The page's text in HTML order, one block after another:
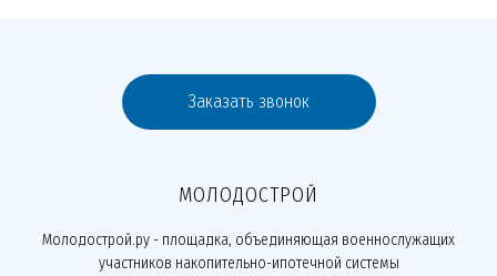
Заказать звонок
МОЛОДОСТРОЙ
Молодострой.ру - площадка, объединяющая военнослужащих
участников накопительно-ипотечной системы